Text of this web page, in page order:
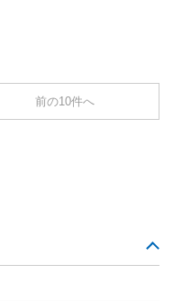
前の10件へ